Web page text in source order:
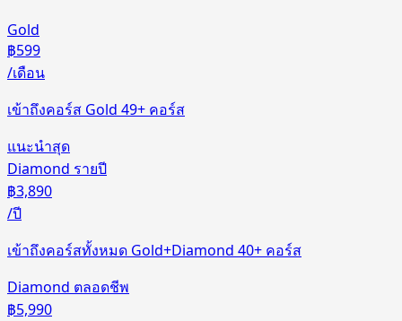
Gold
฿599
/เดือน
เข้าถึงคอร์ส Gold 49+ คอร์ส
แนะนำสุด
Diamond รายปี
฿3,890
/ปี
เข้าถึงคอร์สทั้งหมด Gold+Diamond 40+ คอร์ส
Diamond ตลอดชีพ
฿5,990